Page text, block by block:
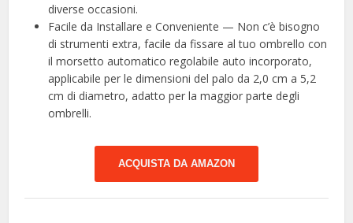
diverse occasioni.
Facile da Installare e Conveniente — Non c’è bisogno
di strumenti extra, facile da fissare al tuo ombrello con
il morsetto automatico regolabile auto incorporato,
applicabile per le dimensioni del palo da 2,0 cm a 5,2
cm di diametro, adatto per la maggior parte degli
ombrelli.
ACQUISTA DA AMAZON